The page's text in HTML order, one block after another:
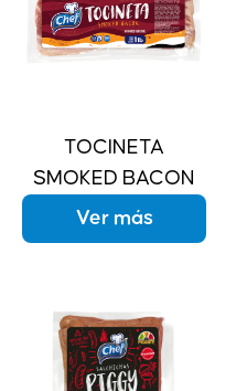
TOCINETA
SMOKED BACON
Ver más